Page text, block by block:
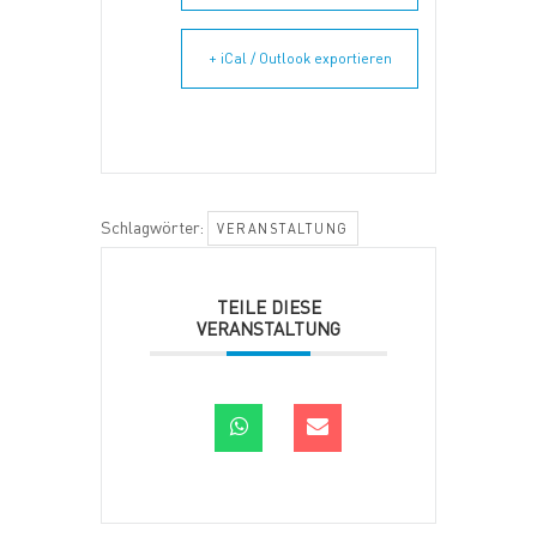
+ iCal / Outlook exportieren
Schlagwörter: VERANSTALTUNG
TEILE DIESE
VERANSTALTUNG